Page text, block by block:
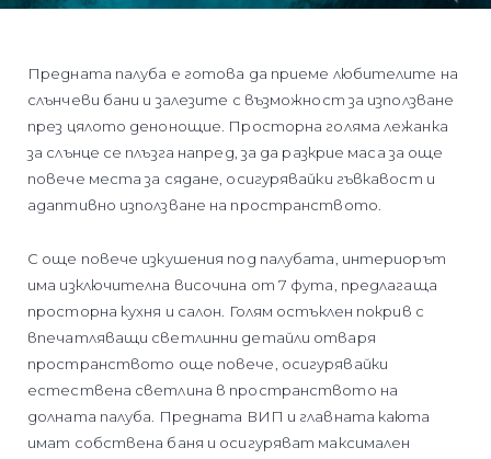
Предната палуба е готова да приеме любителите на
слънчеви бани и залезите с възможност за използване
през цялото денонощие. Просторна голяма лежанка
за слънце се плъзга напред, за да разкрие маса за още
повече места за сядане, осигурявайки гъвкавост и
адаптивно използване на пространството.
С още повече изкушения под палубата, интериорът
има изключителна височина от 7 фута, предлагаща
просторна кухня и салон. Голям остъклен покрив с
впечатляващи светлинни детайли отваря
пространството още повече, осигурявайки
естествена светлина в пространството на
долната палуба. Предната ВИП и главната каюта
имат собствена баня и осигуряват максимален